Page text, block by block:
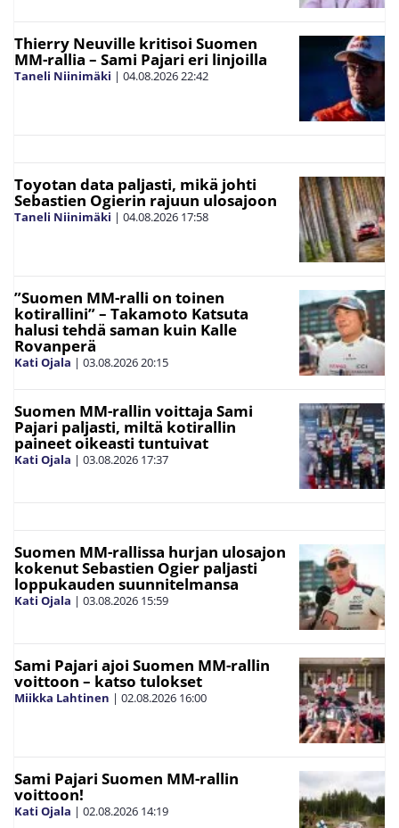
Thierry Neuville kritisoi Suomen
MM-rallia – Sami Pajari eri linjoilla
Taneli Niinimäki | 04.08.202622:42
Toyotan data paljasti, mikä johti
Sebastien Ogierin rajuun ulosajoon
Taneli Niinimäki | 04.08.2026 17:58
”Suomen MM-ralli on toinen
kotirallini” – Takamoto Katsuta
halusi tehdä saman kuin Kalle
Rovanperä
Kati Ojala | 03.08.202620:15
Suomen MM-rallin voittaja Sami
Pajari paljasti, miltä kotirallin
paineet oikeasti tuntuivat
Kati Ojala | 03.08.2026 17:37
Suomen MM-rallissa hurjan ulosajon
kokenut Sebastien Ogier paljasti
loppukauden suunnitelmansa
Kati Ojala | 03.08.2026 15:59
Sami Pajari ajoi Suomen MM-rallin
voittoon – katso tulokset
Miikka Lahtinen | 02.08.2026 16:00
Sami Pajari Suomen MM-rallin
voittoon!
Kati Ojala | 02.08.2026 14:19